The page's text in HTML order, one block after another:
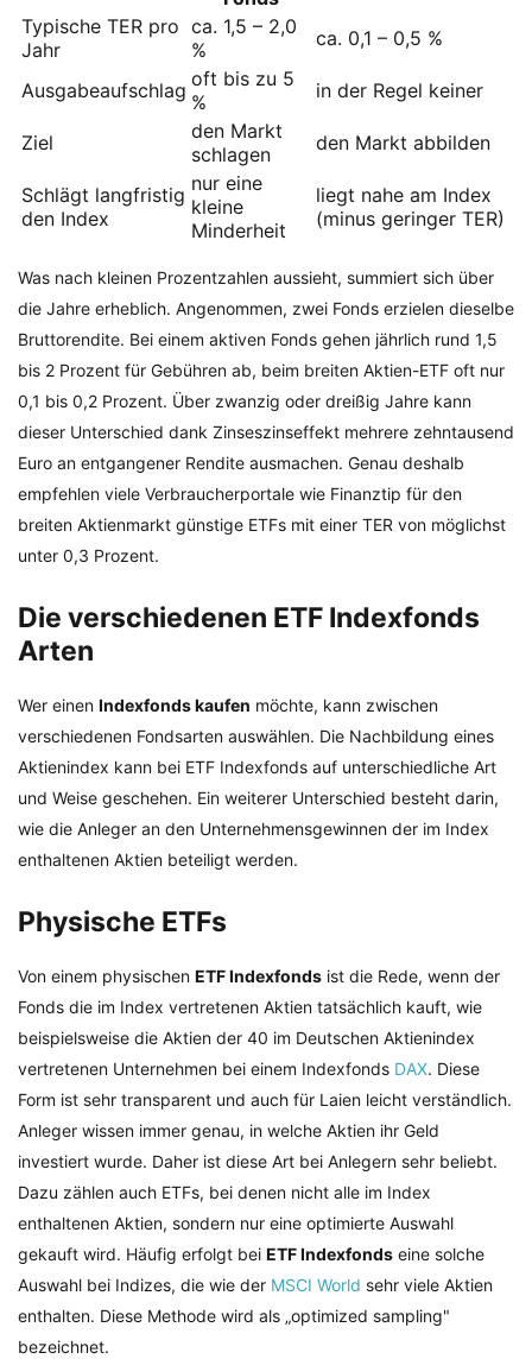
Typische TER pro
Jahr
ca. 1,5 – 2,0
%
ca. 0,1 – 0,5 %
Ausgabeaufschlag oft bis zu 5
%
in der Regel keiner
Ziel
den Markt
schlagen
den Markt abbilden
Schlägt langfristig
den Index
nur eine
kleine
Minderheit
liegt nahe am Index
(minus geringer TER)
Was nach kleinen Prozentzahlen aussieht, summiert sich über
die Jahre erheblich. Angenommen, zwei Fonds erzielen dieselbe
Bruttorendite. Bei einem aktiven Fonds gehen jährlich rund 1,5
bis 2 Prozent für Gebühren ab, beim breiten Aktien-ETF oft nur
0,1 bis 0,2 Prozent. Über zwanzig oder dreißig Jahre kann
dieser Unterschied dank Zinseszinseffekt mehrere zehntausend
Euro an entgangener Rendite ausmachen. Genau deshalb
empfehlen viele Verbraucherportale wie Finanztip für den
breiten Aktienmarkt günstige ETFs mit einer TER von möglichst
unter 0,3 Prozent.
Die verschiedenen ETF Indexfonds
Arten
Wer einen Indexfonds kaufen möchte, kann zwischen
verschiedenen Fondsarten auswählen. Die Nachbildung eines
Aktienindex kann bei ETF Indexfonds auf unterschiedliche Art
und Weise geschehen. Ein weiterer Unterschied besteht darin,
wie die Anleger an den Unternehmensgewinnen der im Index
enthaltenen Aktien beteiligt werden.
Physische ETFs
Von einem physischen ETF Indexfonds ist die Rede, wenn der
Fonds die im Index vertretenen Aktien tatsächlich kauft, wie
beispielsweise die Aktien der 40 im Deutschen Aktienindex
vertretenen Unternehmen bei einem Indexfonds DAX. Diese
Form ist sehr transparent und auch für Laien leicht verständlich.
Anleger wissen immer genau, in welche Aktien ihr Geld
investiert wurde. Daher ist diese Art bei Anlegern sehr beliebt.
Dazu zählen auch ETFs, bei denen nicht alle im Index
enthaltenen Aktien, sondern nur eine optimierte Auswahl
gekauft wird. Häufig erfolgt bei ETF Indexfonds eine solche
Auswahl bei Indizes, die wie der MSCI World sehr viele Aktien
enthalten. Diese Methode wird als „optimized sampling"
bezeichnet.